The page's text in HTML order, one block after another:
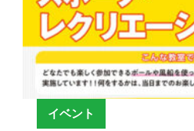
イベント